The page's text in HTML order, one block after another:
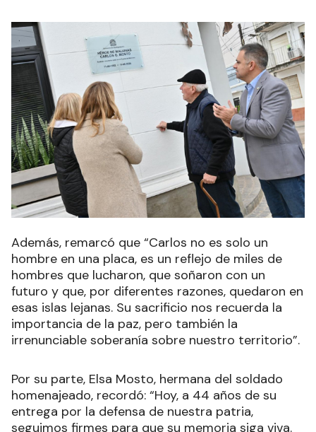
Además, remarcó que “Carlos no es solo un
hombre en una placa, es un reflejo de miles de
hombres que lucharon, que soñaron con un
futuro y que, por diferentes razones, quedaron en
esas islas lejanas. Su sacrificio nos recuerda la
importancia de la paz, pero también la
irrenunciable soberanía sobre nuestro territorio”.
Por su parte, Elsa Mosto, hermana del soldado
homenajeado, recordó: “Hoy, a 44 años de su
entrega por la defensa de nuestra patria,
seguimos firmes para que su memoria siga viva.